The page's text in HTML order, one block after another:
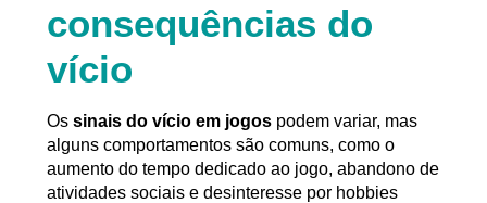
consequências do
vício
Os sinais do vício em jogospodem variar, mas
alguns comportamentos são comuns, como o
aumento do tempo dedicado ao jogo, abandono de
atividades sociais e desinteresse por hobbies